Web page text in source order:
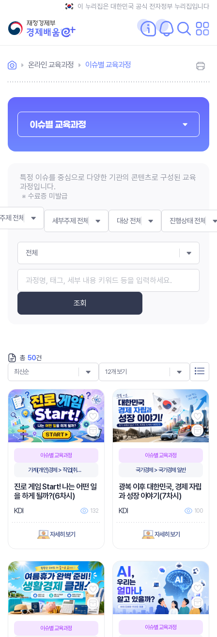
이 누리집은 대한민국 공식 전자정부 누리집입니다
온라인 교육과정 이슈별 교육과정
이슈별 교육과정
특정 이슈를 중심으로 다양한 기관의 콘텐츠로 구성된 교육
과정입니다.
※ 수료증 미발급
주제 전체 세부주제 전체 대상 전체 진행상태 전체
전체
조회
총 50건
최신순 12개 보기
이슈별 교육과정
가계(개인)경제 > 직업(취업)/
진로 게임 Start! 나는 어떤 일
을 하게 될까?(6차시)
KDI 132
자세히 보기
이슈별 교육과정
국가경제 > 국가경제 일반
광복 이후 대한민국, 경제 자립
과 성장 이야기(7차시)
KDI 100
자세히 보기
이슈별 교육과정 이슈별 교육과정